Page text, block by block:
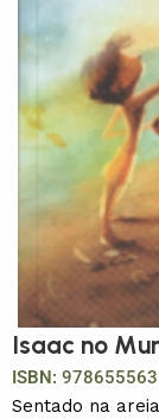
Isaac no
ISBN:
Sentado na